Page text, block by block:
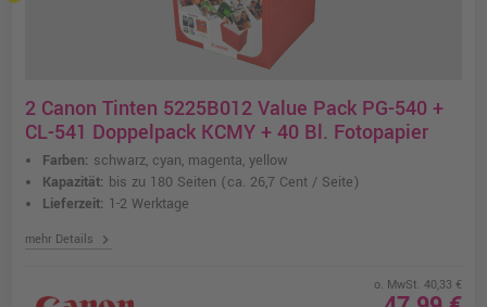
2 Canon Tinten 5225B012 Value Pack PG-540 +
CL-541 Doppelpack KCMY + 40 Bl. Fotopapier
Farben: schwarz, cyan, magenta, yellow
Kapazität: bis zu 180 Seiten (ca. 26,7 Cent / Seite)
Lieferzeit: 1-2 Werktage
mehr Details chevron_right
o. MwSt. 40,33 €